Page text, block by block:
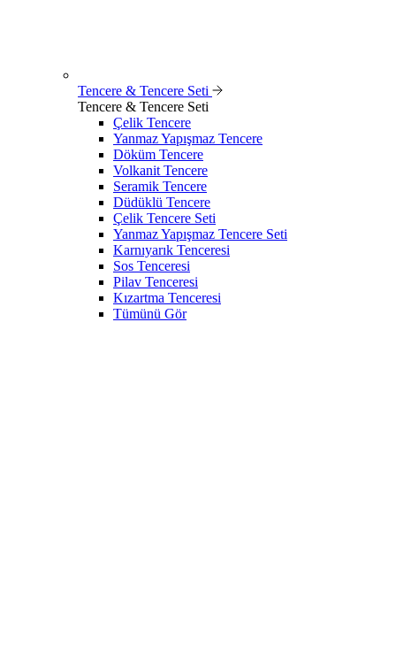
Tencere & Tencere Seti
Tencere & Tencere Seti
Çelik Tencere
Yanmaz Yapışmaz Tencere
Döküm Tencere
Volkanit Tencere
Seramik Tencere
Düdüklü Tencere
Çelik Tencere Seti
Yanmaz Yapışmaz Tencere Seti
Karnıyarık Tenceresi
Sos Tenceresi
Pilav Tenceresi
Kızartma Tenceresi
Tümünü Gör